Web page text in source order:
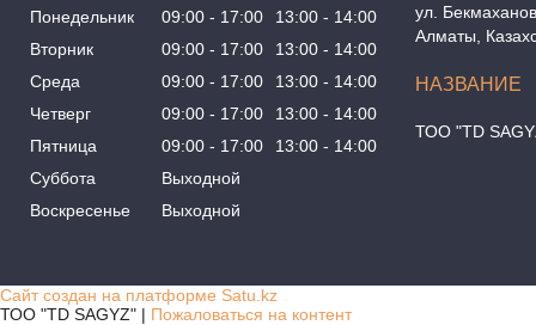
Понедельник 09:00 17:00 13:00
14:00
Вторник
09:00 17:00 13:00
14:00
Среда
09:00 17:00 13:00
14:00
Четверг
09:00 17:00 13:00
14:00
Пятница
09:00 17:00 13:00
14:00
Суббота
Выходной
Воскресенье
Выходной
ул.
Алматы,
ТОО "TD
Сайт создан на платформе Satu.kz
ТОО "TD SAGYZ" | Пожаловаться на контент